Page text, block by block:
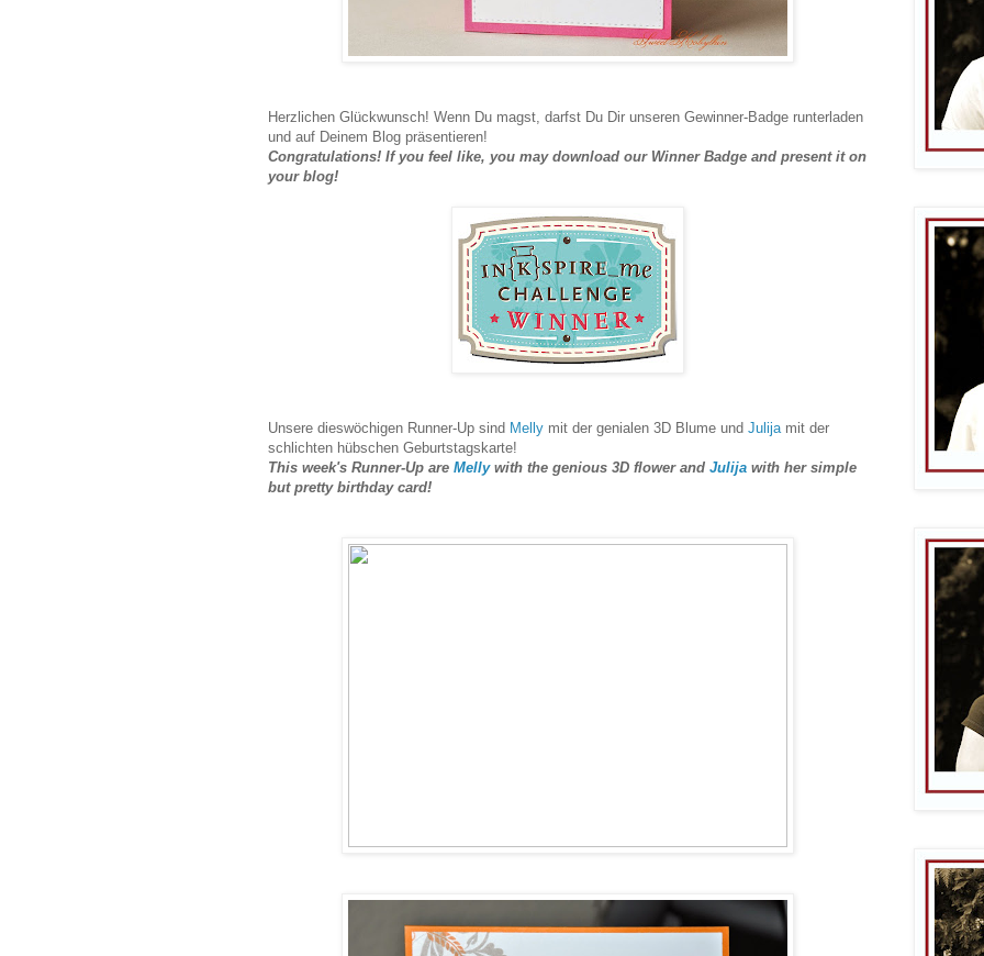
Herzlichen Glückwunsch! Wenn Du magst, darfst Du Dir unseren Gewinner-Badge runterladen
und auf Deinem Blog präsentieren!
Congratulations! If you feel like, you may download our Winner Badge and present it on
your blog!
Unsere dieswöchigen Runner-Up sind Melly mit der genialen 3D Blume und Julijamit der
schlichten hübschen Geburtstagskarte!
This week's Runner-Up are Mellywith the genious 3D flower and Julija with her simple
but pretty birthday card!